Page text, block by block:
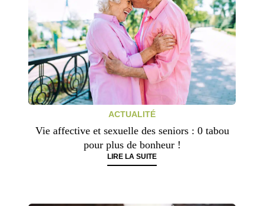
ACTUALITÉ
Vie affective et sexuelle des seniors : 0 tabou
pour plus de bonheur !
LIRE LA SUITE